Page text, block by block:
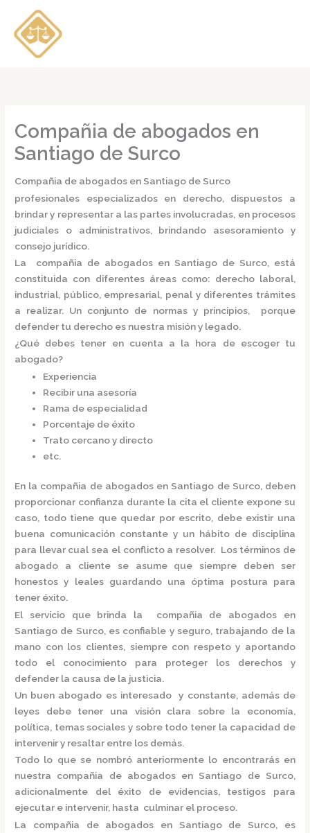
contenido
Compañia de abogados en
Santiago de Surco
Compañia de abogados en Santiago de Surco
profesionales especializados en derecho, dispuestos a
brindar y representar a las partes involucradas, en procesos
judiciales o administrativos, brindando asesoramiento y
consejo jurídico.
La compañia de abogados en Santiago de Surco, está
constituida con diferentes áreas como: derecho laboral,
industrial, público, empresarial, penal y diferentes trámites
a realizar. Un conjunto de normas y principios, porque
defender tu derecho es nuestra misión y legado.
¿Qué debes tener en cuenta a la hora de escoger tu
abogado?
Experiencia
Recibir una asesoría
Rama de especialidad
Porcentaje de éxito
Trato cercano y directo
etc.
En la compañia de abogados en Santiago de Surco, deben
proporcionar confianza durante la cita el cliente expone su
caso, todo tiene que quedar por escrito, debe existir una
buena comunicación constante y un hábito de disciplina
para llevar cual sea el conflicto a resolver. Los términos de
abogado a cliente se asume que siempre deben ser
honestos y leales guardando una óptima postura para
tener éxito.
El servicio que brinda la compañia de abogados en
Santiago de Surco, es confiable y seguro, trabajando de la
mano con los clientes, siempre con respeto y aportando
todo el conocimiento para proteger los derechos y
defender la causa de la justicia.
Un buen abogado es interesado y constante, además de
leyes debe tener una visión clara sobre la economía,
política, temas sociales y sobre todo tener la capacidad de
intervenir y resaltar entre los demás.
Todo lo que se nombró anteriormente lo encontrarás en
nuestra compañia de abogados en Santiago de Surco,
adicionalmente del éxito de evidencias, testigos para
ejecutar e intervenir, hasta culminar el proceso.
La compañia de abogados en Santiago de Surco, es